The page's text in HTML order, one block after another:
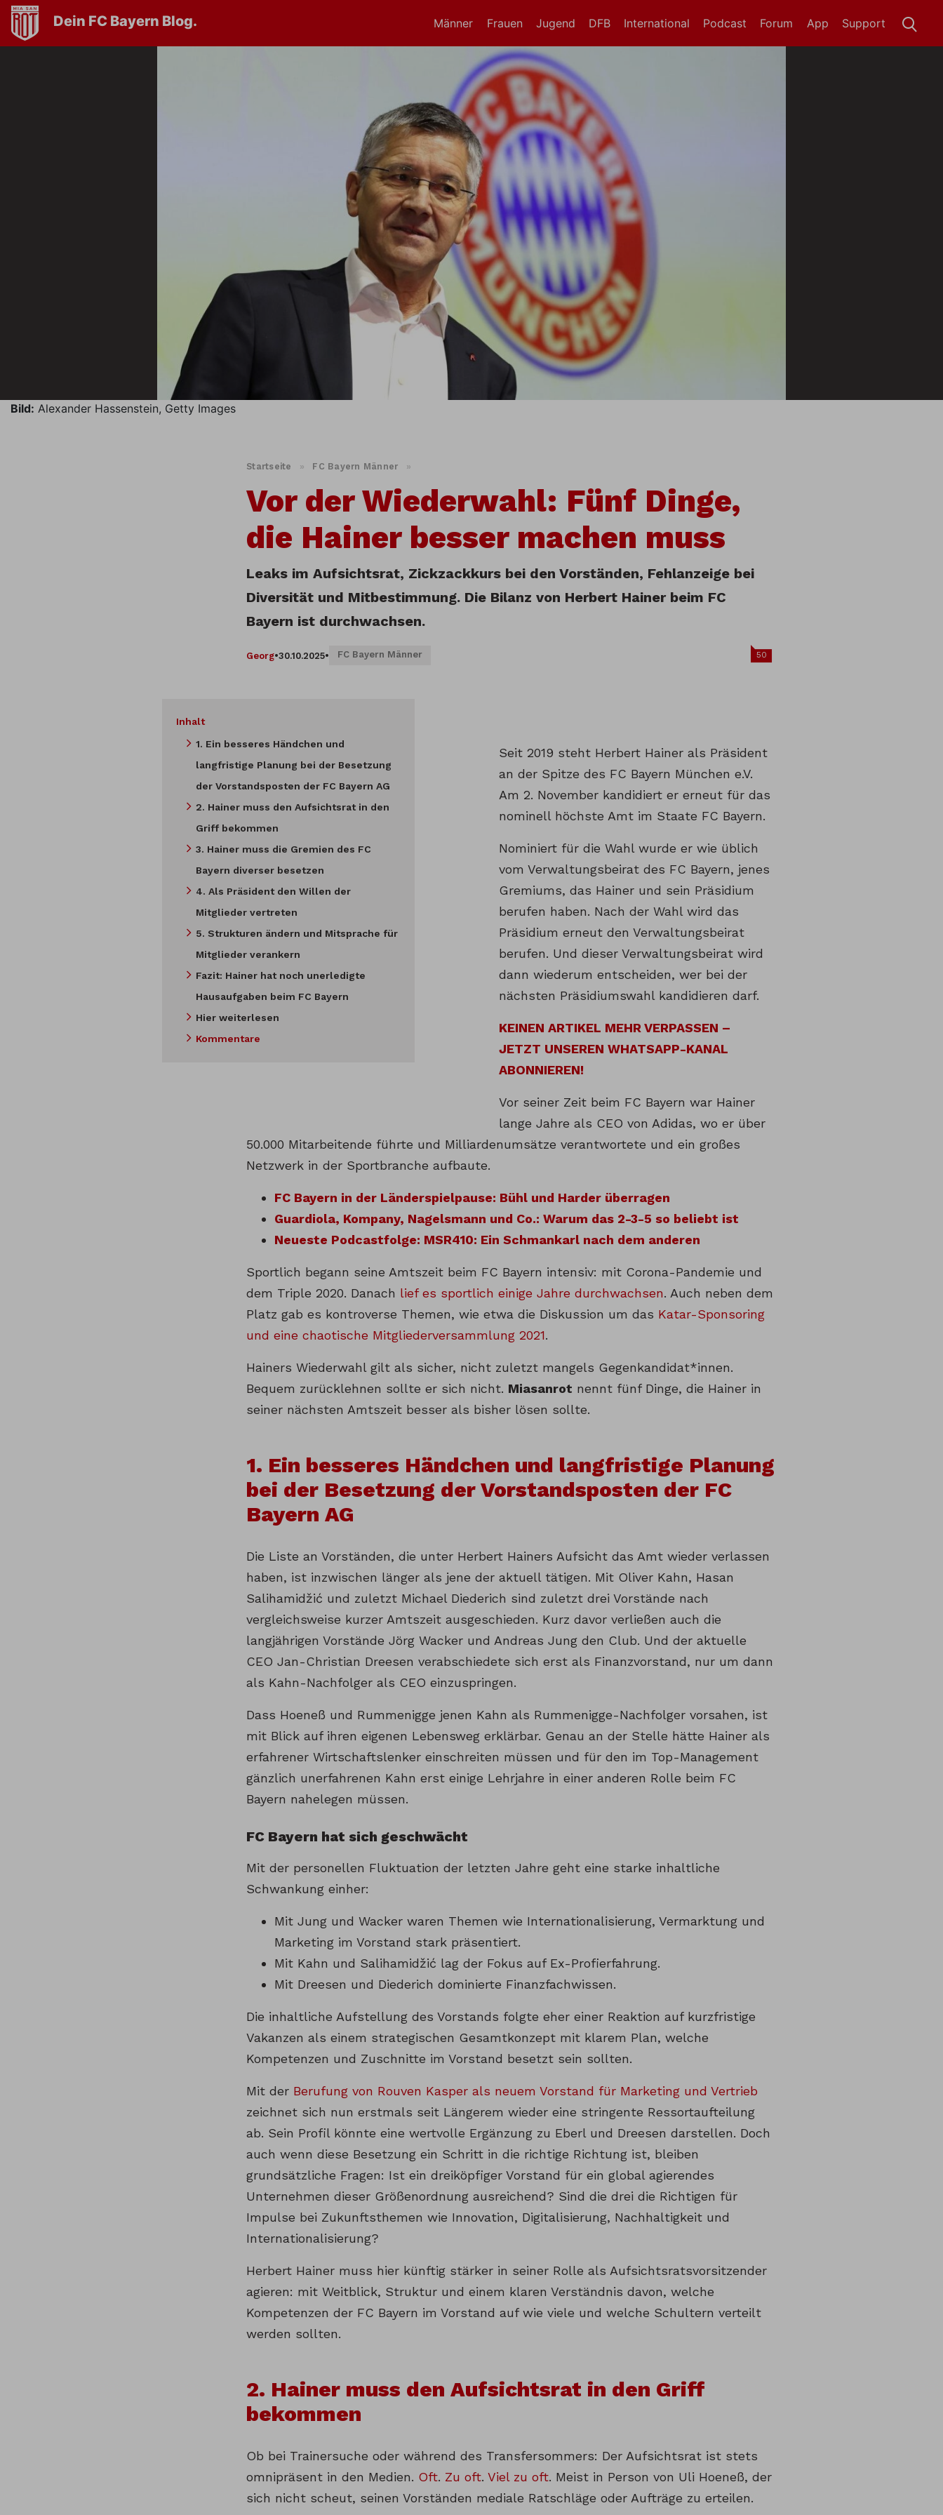
Dein FC Bayern Blog. Männer Frauen Jugend DFB International Support
App
Forum
Podcast
Bild: Alexander Hassenstein, Getty Images
Startseite » FC Bayern Männer »
Vor der Wiederwahl: Fünf Dinge,
die Hainer besser machen muss
Leaks im Aufsichtsrat, Zickzackkurs bei den Vorständen, Fehlanzeige bei
Diversität und Mitbestimmung. Die Bilanz von Herbert Hainer beim FC
Bayern ist durchwachsen.
Georg•30.10.2025• FC Bayern Männer 50
Inhalt
1. Ein besseres Händchen und
langfristige Planung bei der Besetzung
der Vorstandsposten der FC Bayern AG
2. Hainer muss den Aufsichtsrat in den
Griff bekommen
3. Hainer muss die Gremien des FC
Bayern diverser besetzen
4. Als Präsident den Willen der
Mitglieder vertreten
5. Strukturen ändern und Mitsprache für
Mitglieder verankern
Fazit: Hainer hat noch unerledigte
Hausaufgaben beim FC Bayern
Hier weiterlesen
Kommentare
Seit 2019 steht Herbert Hainer als Präsident
an der Spitze des FC Bayern München e.V.
Am 2. November kandidiert er erneut für das
nominell höchste Amt im Staate FC Bayern.
Nominiert für die Wahl wurde er wie üblich
vom Verwaltungsbeirat des FC Bayern, jenes
Gremiums, das Hainer und sein Präsidium
berufen haben. Nach der Wahl wird das
Präsidium erneut den Verwaltungsbeirat
berufen. Und dieser Verwaltungsbeirat wird
dann wiederum entscheiden, wer bei der
nächsten Präsidiumswahl kandidieren darf.
KEINEN ARTIKEL MEHR VERPASSEN –
JETZT UNSEREN WHATSAPP-KANAL
ABONNIEREN!
Vor seiner Zeit beim FC Bayern war Hainer
lange Jahre als CEO von Adidas, wo er über
50.000 Mitarbeitende führte und Milliardenumsätze verantwortete und ein großes
Netzwerk in der Sportbranche aufbaute.
FC Bayern in der Länderspielpause: Bühl und Harder überragen
Guardiola, Kompany, Nagelsmann und Co.: Warum das 2-3-5 so beliebt ist
Neueste Podcastfolge: MSR410: Ein Schmankarl nach dem anderen
Sportlich begann seine Amtszeit beim FC Bayern intensiv: mit Corona-Pandemie und
dem Triple 2020. Danach lief es sportlich einige Jahre durchwachsen. Auch neben dem
Platz gab es kontroverse Themen, wie etwa die Diskussion um das Katar-Sponsoring
und eine chaotische Mitgliederversammlung 2021.
Hainers Wiederwahl gilt als sicher, nicht zuletzt mangels Gegenkandidat*innen.
Bequem zurücklehnen sollte er sich nicht. Miasanrot nennt fünf Dinge, die Hainer in
seiner nächsten Amtszeit besser als bisher lösen sollte.
1. Ein besseres Händchen und langfristige Planung
bei der Besetzung der Vorstandsposten der FC
Bayern AG
Die Liste an Vorständen, die unter Herbert Hainers Aufsicht das Amt wieder verlassen
haben, ist inzwischen länger als jene der aktuell tätigen. Mit Oliver Kahn, Hasan
Salihamidžić und zuletzt Michael Diederich sind zuletzt drei Vorstände nach
vergleichsweise kurzer Amtszeit ausgeschieden. Kurz davor verließen auch die
langjährigen Vorstände Jörg Wacker und Andreas Jung den Club. Und der aktuelle
CEO Jan-Christian Dreesen verabschiedete sich erst als Finanzvorstand, nur um dann
als Kahn-Nachfolger als CEO einzuspringen.
Dass Hoeneß und Rummenigge jenen Kahn als Rummenigge-Nachfolger vorsahen, ist
mit Blick auf ihren eigenen Lebensweg erklärbar. Genau an der Stelle hätte Hainer als
erfahrener Wirtschaftslenker einschreiten müssen und für den im Top-Management
gänzlich unerfahrenen Kahn erst einige Lehrjahre in einer anderen Rolle beim FC
Bayern nahelegen müssen.
FC Bayern hat sich geschwächt
Mit der personellen Fluktuation der letzten Jahre geht eine starke inhaltliche
Schwankung einher:
Mit Jung und Wacker waren Themen wie Internationalisierung, Vermarktung und
Marketing im Vorstand stark präsentiert.
Mit Kahn und Salihamidžić lag der Fokus auf Ex-Profierfahrung.
Mit Dreesen und Diederich dominierte Finanzfachwissen.
Die inhaltliche Aufstellung des Vorstands folgte eher einer Reaktion auf kurzfristige
Vakanzen als einem strategischen Gesamtkonzept mit klarem Plan, welche
Kompetenzen und Zuschnitte im Vorstand besetzt sein sollten.
Mit der Berufung von Rouven Kasper als neuem Vorstand für Marketing und Vertrieb
zeichnet sich nun erstmals seit Längerem wieder eine stringente Ressortaufteilung
ab. Sein Profil könnte eine wertvolle Ergänzung zu Eberl und Dreesen darstellen. Doch
auch wenn diese Besetzung ein Schritt in die richtige Richtung ist, bleiben
grundsätzliche Fragen: Ist ein dreiköpfiger Vorstand für ein global agierendes
Unternehmen dieser Größenordnung ausreichend? Sind die drei die Richtigen für
Impulse bei Zukunftsthemen wie Innovation, Digitalisierung, Nachhaltigkeit und
Internationalisierung?
Herbert Hainer muss hier künftig stärker in seiner Rolle als Aufsichtsratsvorsitzender
agieren: mit Weitblick, Struktur und einem klaren Verständnis davon, welche
Kompetenzen der FC Bayern im Vorstand auf wie viele und welche Schultern verteilt
werden sollten.
2. Hainer muss den Aufsichtsrat in den Griff
bekommen
Ob bei Trainersuche oder während des Transfersommers: Der Aufsichtsrat ist stets
omnipräsent in den Medien. Oft. Zu oft. Viel zu oft. Meist in Person von Uli Hoeneß, der
sich nicht scheut, seinen Vorständen mediale Ratschläge oder Aufträge zu erteilen.